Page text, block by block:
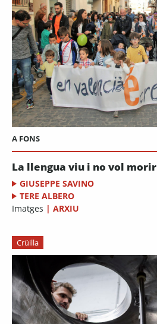
A FONS
La llengua viu i no vol morir
GIUSEPPE SAVINO
TERE ALBERO
Imatges | ARXIU
Crüilla